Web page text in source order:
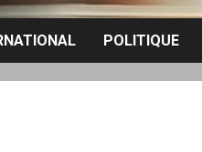
POLITIQUE